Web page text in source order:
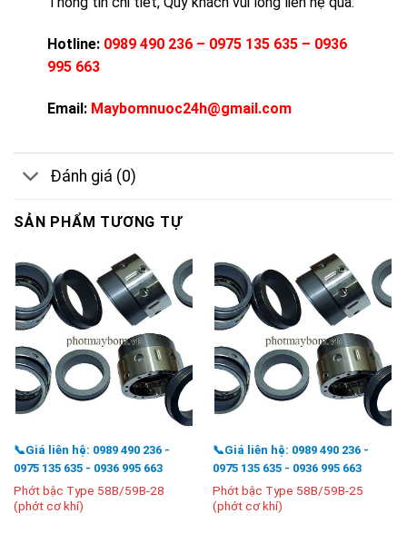
Hotline: 0989 490 236 – 0975 135 635 – 0936
995 663
Email: Maybomnuoc24h@gmail.com
Đánh giá (0)
SẢN PHẨM TƯƠNG TỰ
📞Giá liên hệ: 0989 490 236 -
0975 135 635 - 0936 995 663
Phớt bậc Type 58B/59B-28
(phớt cơ khí)
📞Giá liên hệ: 0989 490 236 -
0975 135 635 - 0936 995 663
Phớt bậc Type 58B/59B-25
(phớt cơ khí)